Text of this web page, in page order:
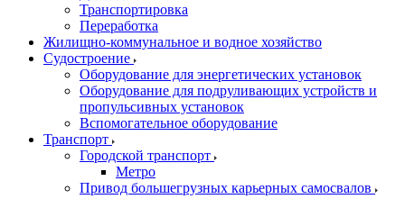
Транспортировка
Переработка
Жилищно-коммунальное и водное хозяйство
Судостроение
Оборудование для энергетических установок
Оборудование для подруливающих устройств и
пропульсивных установок
Вспомогательное оборудование
Транспорт
Городской транспорт
Метро
Привод большегрузных карьерных самосвалов